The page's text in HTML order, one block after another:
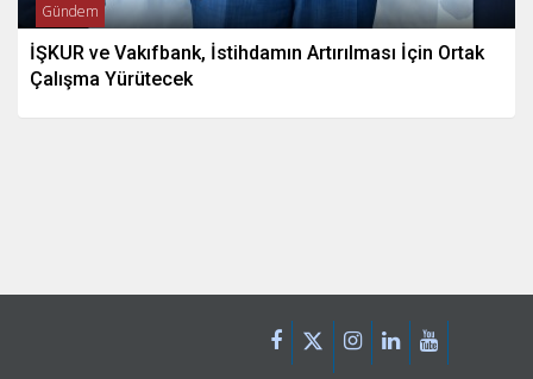
Gündem
İŞKUR ve Vakıfbank, İstihdamın Artırılması İçin Ortak
Çalışma Yürütecek